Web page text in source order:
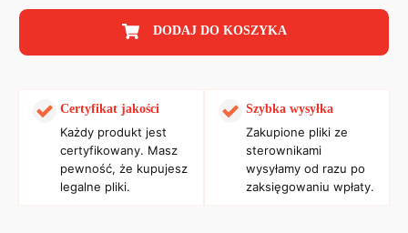
DODAJ DO KOSZYKA
Certyfikat jakości
Każdy produkt jest
certyfikowany. Masz
pewność, że kupujesz
legalne pliki.
Szybka wysyłka
Zakupione pliki ze
sterownikami
wysyłamy od razu po
zaksięgowaniu wpłaty.